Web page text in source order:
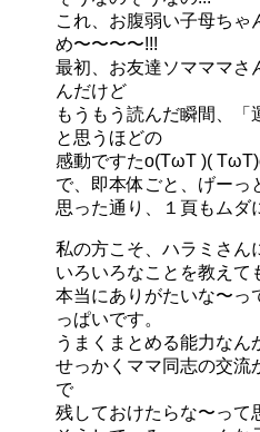
これ、お腹弱い子母ちゃ
め〜〜〜〜!!!
最初、お友達ソマママさ
んだけど
もうもう読んだ瞬間、「
と思うほどの
感動ですたo(TωT )(
で、即本体ごと、げーっ
思った通り、１頁もムダ
私の方こそ、ハラミさん
いろいろなことを教えて
本当にありがたいな〜っ
っぱいです。
うまくまとめる能力な
せっかくママ同志の交流
で
残しておけたらな〜って